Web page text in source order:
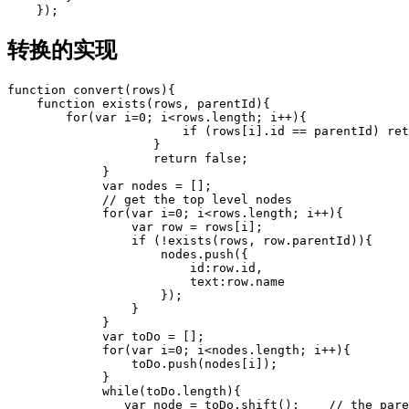
转换的实现
function convert(rows){
    function exists(rows, parentId){
for(var i=0; i<rows.length;
if (rows[i].id ==
                    }
                    return false;
             }
             var nodes = [];
             // get the top level nodes
for(var i=0; i<rows.length;
                 var row = rows[i];
if (!exists(rows,
                     nodes.push({
                         text:row.name
                     });
                 }
             }
             var toDo = [];
for(var i=0; i<nodes.length;
                 toDo.push(nodes[i]);
             }
             while(toDo.length){
var node = toDo.shift();    // the